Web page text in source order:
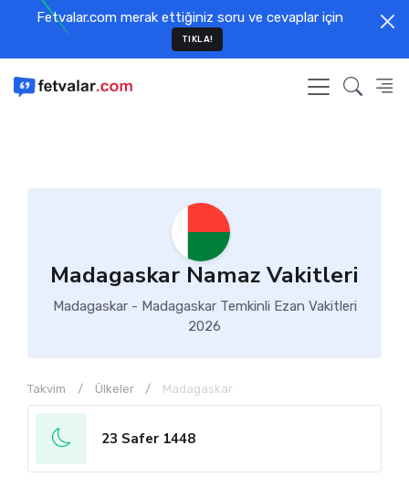
Fetvalar.com merak ettiğiniz soru ve cevaplar için
TIKLA!
Madagaskar Namaz Vakitleri
Madagaskar - Madagaskar Temkinli Ezan Vakitleri
2026
Takvim Ülkeler Madagaskar
23 Safer 1448